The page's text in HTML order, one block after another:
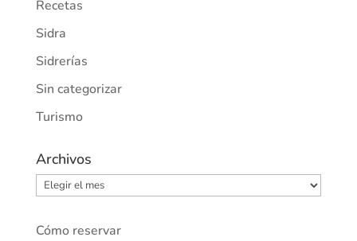
Recetas
Sidra
Sidrerías
Sin categorizar
Turismo
Archivos
Archivos
Cómo reservar